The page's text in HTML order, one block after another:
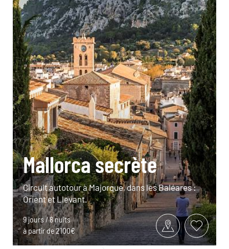
Mallorca secrète
Circuit autotour à Majorque, dans les Baléares :
Orient et Llevant.
9 jours / 8 nuits
à partir de 2100€